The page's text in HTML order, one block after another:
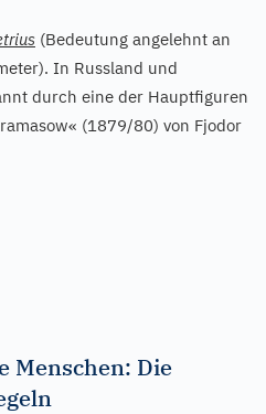
(Bedeutung angelehnt an
In Russland und
durch eine der Hauptfiguren
(1879/80) von Fjodor
Menschen: Die